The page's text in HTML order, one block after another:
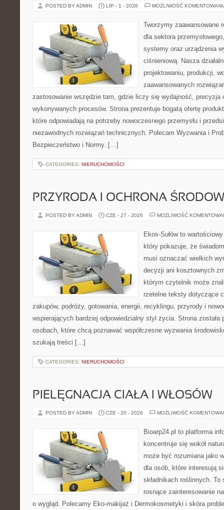
POSTED BY ADMIN LIP - 1 - 2026 MOŻLIWOŚĆ
Tworzymy zaawansowane
dla sektora
systemy oraz urządzenia
ciśnieniową. Nasza
projektowaniu, produkcji,
zaawansowanych
zastosowanie wszędzie tam, gdzie liczy się wydajność, precyzja
wykonywanych procesów. Strona prezentuje bogatą ofertę
które odpowiadają na potrzeby nowoczesnego przemysłu i
niezawodnych rozwiązań technicznych. Polecam Wyzwania i
Bezpieczeństwo i Normy. […]
CATEGORIES: NIERUCHOMOŚCI
PRZYRODA I OCHRONA
POSTED BY ADMIN CZE - 27 - 2026 MOŻLIWOŚĆ
Ekos-Sułów to
który pokazuje, że
musi oznaczać wielkich
decyzji ani kosztownych
którym czytelnik może
rzetelne teksty dotyczące
zakupów, podróży, gotowania, energii, recyklingu, przyrody i
wspierających bardziej odpowiedzialny styl życia. Strona została
osobach, które chcą poznawać współczesne wyzwania
szukają treści […]
CATEGORIES: NIERUCHOMOŚCI
PIELĘGNACJA CIAŁA I WŁOSÓW
POSTED BY ADMIN CZE - 20 - 2026 MOŻLIWOŚĆ
Bioarp24.pl to platforma
koncentruje się wokół
może być rozumiana jako
dla osób, które interesują
składnikach roślinnych.
rosnące zainteresowanie
o wygląd. Polecamy Eko-makijaż i Dermokosmetyki i skóra